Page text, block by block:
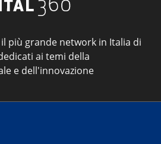
il più grande network in Italia di
ai temi della
e dell'innovazione